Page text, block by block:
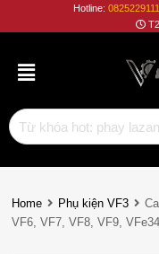
Kiện
Hotline: 0825229111
T2
Home Phụ kiện VF3
VF6, VF7, VF8, VF9, VFe34